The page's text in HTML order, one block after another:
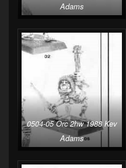
Adams
0504-05 Orc 2hw 1988 Kev
Adams